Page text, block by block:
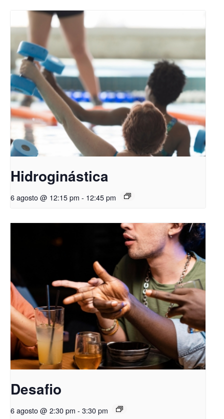
Hidroginástica
6 agosto @ 12:15 pm - 12:45 pm
Desafio
6 agosto @ 2:30 pm - 3:30 pm